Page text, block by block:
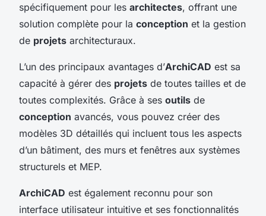
spécifiquement pour les architectes, offrant une
solution complète pour la conception et la gestion
de projets architecturaux.
L’un des principaux avantages d’ArchiCAD est sa
capacité à gérer des projets de toutes tailles et de
toutes complexités. Grâce à ses outils de
conception avancés, vous pouvez créer des
modèles 3D détaillés qui incluent tous les aspects
d’un bâtiment, des murs et fenêtres aux systèmes
structurels et MEP.
ArchiCAD est également reconnu pour son
interface utilisateur intuitive et ses fonctionnalités